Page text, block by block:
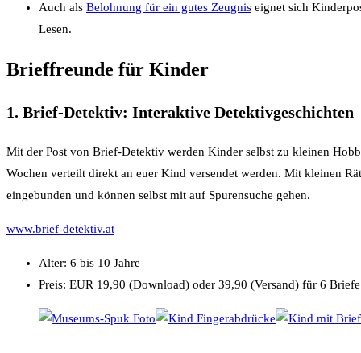
Auch als Belohnung für ein gutes Zeugnis eignet sich
Lesen.
Brieffreunde für Kinder
1. Brief-Detektiv: Interaktive Detektivgeschichten
Mit der Post von Brief-Detektiv werden Kinder selbst zu kleinen
Wochen verteilt direkt an euer Kind versendet werden. Mit kleinen
eingebunden und können selbst mit auf Spurensuche gehen.
www.brief-detektiv.at
Alter: 6 bis 10 Jahre
Preis: EUR 19,90 (Download) oder 39,90 (Versand) für 6